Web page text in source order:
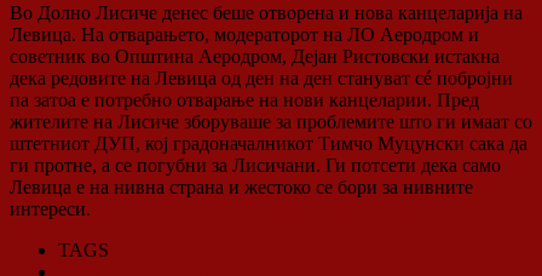
Во Долно Лисиче денес беше отворена и нова канцеларија на
Левица. На отварањето, модераторот на ЛО Аеродром и
советник во Општина Аеродром, Дејан Ристовски истакна
дека редовите на Левица од ден на ден стануват сé побројни
па затоа е потребно отварање на нови канцеларии. Пред
жителите на Лисиче зборуваше за проблемите што ги имаат со
штетниот ДУП, кој градоначалникот Тимчо Муцунски сака да
ги протне, а се погубни за Лисичани. Ги потсети дека само
Левица е на нивна страна и жестоко се бори за нивните
интереси.
TAGS